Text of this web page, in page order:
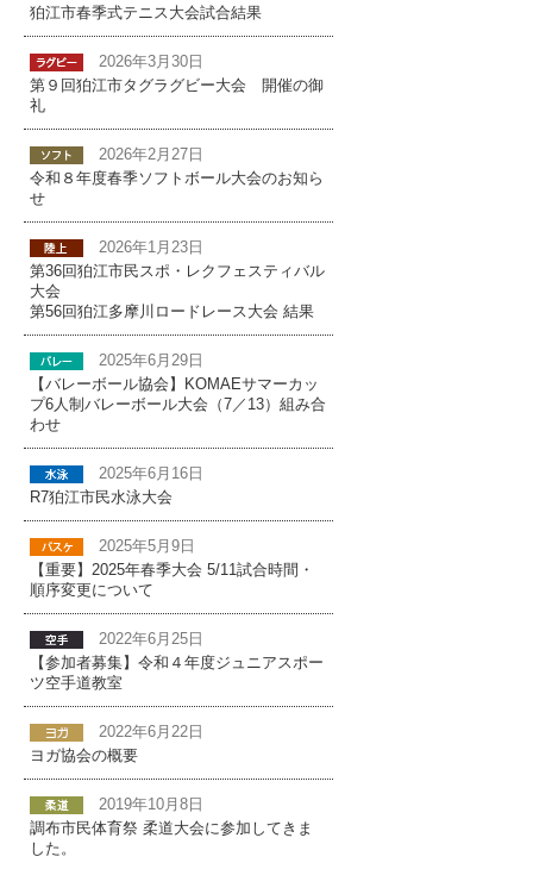
狛江市春季式テニス大会試合結果
2026年3月30日
第９回狛江市タグラグビー大会 開催の御
礼
2026年2月27日
令和８年度春季ソフトボール大会のお知ら
せ
2026年1月23日
第36回狛江市民スポ・レクフェスティバル
大会
第56回狛江多摩川ロードレース大会 結果
2025年6月29日
【バレーボール協会】KOMAEサマーカッ
プ6人制バレーボール大会（7／13）組み合
わせ
2025年6月16日
R7狛江市民水泳大会
2025年5月9日
【重要】2025年春季大会 5/11試合時間・
順序変更について
2022年6月25日
【参加者募集】令和４年度ジュニアスポー
ツ空手道教室
2022年6月22日
ヨガ協会の概要
2019年10月8日
調布市民体育祭 柔道大会に参加してきま
した。